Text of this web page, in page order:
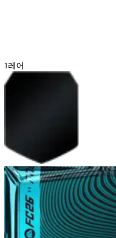
1 레어